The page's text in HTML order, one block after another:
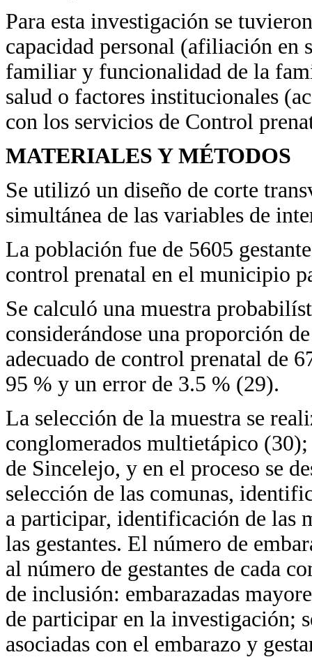
Para esta investigación se
capacidad personal (afiliación en
familiar y funcionalidad de la
salud o factores institucionales
con los servicios de Control
MATERIALES Y MÉTODOS
Se utilizó un diseño de corte
simultánea de las variables de
La población fue de 5605
control prenatal en el municipio
Se calculó una muestra
considerándose una proporción
adecuado de control prenatal de
95 % y un error de 3.5 % (29).
La selección de la muestra se
conglomerados multietápico
de Sincelejo, y en el proceso se
selección de las comunas,
a participar, identificación de las
las gestantes. El número de
al número de gestantes de cada
de inclusión: embarazadas
de participar en la investigación;
asociadas con el embarazo y